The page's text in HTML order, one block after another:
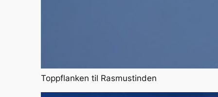
Toppflanken til Rasmustinden